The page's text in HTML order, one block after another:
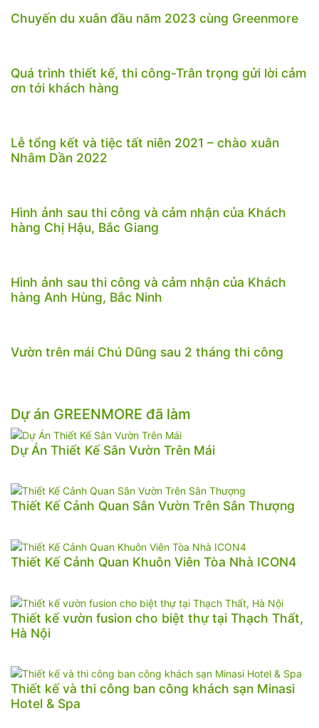
Chuyến du xuân đầu năm 2023 cùng Greenmore
Quá trình thiết kế, thi công-Trân trọng gửi lời cảm
ơn tới khách hàng
Lễ tổng kết và tiệc tất niên 2021 – chào xuân
Nhâm Dần 2022
Hình ảnh sau thi công và cảm nhận của Khách
hàng Chị Hậu, Bắc Giang
Hình ảnh sau thi công và cảm nhận của Khách
hàng Anh Hùng, Bắc Ninh
Vườn trên mái Chú Dũng sau 2 tháng thi công
Dự án GREENMORE đã làm
Dự Án Thiết Kế Sân Vườn Trên Mái
Thiết Kế Cảnh Quan Sân Vườn Trên Sân Thượng
Thiết Kế Cảnh Quan Khuôn Viên Tòa Nhà ICON4
Thiết kế vườn fusion cho biệt thự tại Thạch Thất,
Hà Nội
Thiết kế và thi công ban công khách sạn Minasi
Hotel & Spa